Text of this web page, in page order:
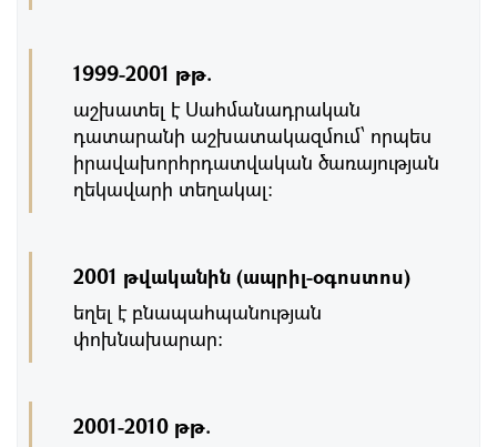
1999-2001 թթ.
աշխատել է Սահմանադրական
դատարանի աշխատակազմում՝ որպես
իրավախորհրդատվական ծառայության
ղեկավարի տեղակալ:
2001 թվականին (ապրիլ-օգոստոս)
եղել է բնապահպանության
փոխնախարար։
2001-2010 թթ.